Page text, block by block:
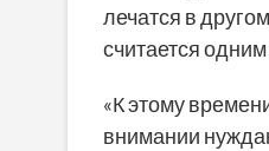
лечатся в
считается
«К этому
внимании